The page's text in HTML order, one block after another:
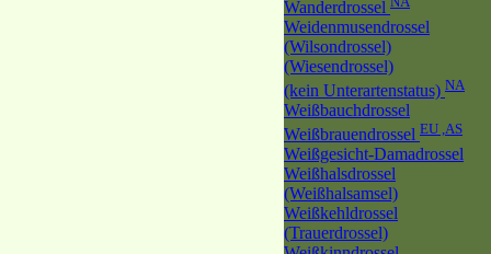
Wanderdrossel
Weidenmusendrossel
(Wilsondrossel)
(Wiesendrossel)
(kein Unterartenstatus) NA
Weißbauchdrossel
Weißbrauendrossel EU ,AS
Weißgesicht-Damadrossel
Weißhalsdrossel
(Weißhalsamsel)
Weißkehldrossel
(Trauerdrossel)